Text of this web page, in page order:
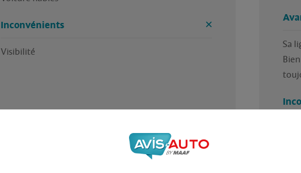
Inconvénients
Visibilité
Sa